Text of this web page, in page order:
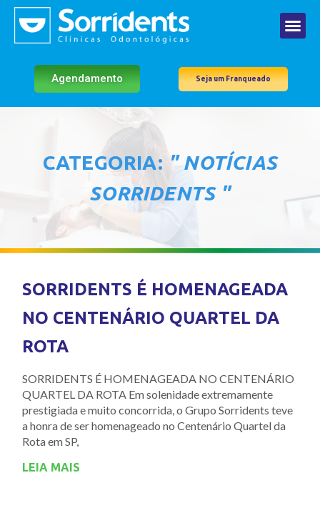
Agendamento Seja um Franqueado
CATEGORIA: " NOTÍCIAS
SORRIDENTS "
SORRIDENTS É HOMENAGEADA
NO CENTENÁRIO QUARTEL DA
ROTA
SORRIDENTS É HOMENAGEADA NO CENTENÁRIO
QUARTEL DA ROTA Em solenidade extremamente
prestigiada e muito concorrida, o Grupo Sorridents teve
a honra de ser homenageado no Centenário Quartel da
Rota em SP,
LEIA MAIS